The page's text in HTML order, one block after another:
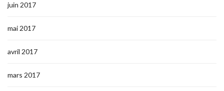
juin 2017
mai 2017
avril 2017
mars 2017